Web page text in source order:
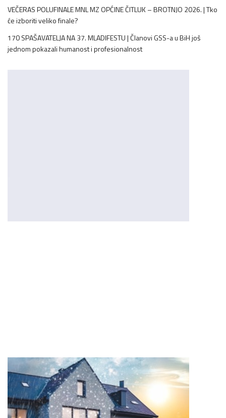
VEČERAS POLUFINALE MNL MZ OPĆINE ČITLUK – BROTNJO 2026. | Tko
će izboriti veliko finale?
170 SPAŠAVATELJA NA 37. MLADIFESTU | Članovi GSS-a u BiH još
jednom pokazali humanost i profesionalnost